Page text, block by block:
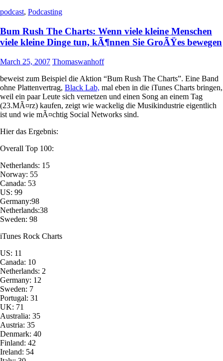
podcast, Podcasting
Bum Rush The Charts: Wenn viele kleine Menschen
viele kleine Dinge tun, kÃ¶nnen Sie GroÃŸes bewegen
March 25, 2007 Thomaswanhoff
beweist zum Beispiel die Aktion “Bum Rush The Charts”. Eine Band
ohne Plattenvertrag, Black Lab, mal eben in die iTunes Charts bringen,
weil ein paar Leute sich vernetzen und einen Song an einem Tag
(23.MÃ¤rz) kaufen, zeigt wie wackelig die Musikindustrie eigentlich
ist und wie mÃ¤chtig Social Networks sind.
Hier das Ergebnis:
Overall Top 100:
Netherlands: 15
Norway: 55
Canada: 53
US: 99
Germany:98
Netherlands:38
Sweden: 98
iTunes Rock Charts
US: 11
Canada: 10
Netherlands: 2
Germany: 12
Sweden: 7
Portugal: 31
UK: 71
Australia: 35
Austria: 35
Denmark: 40
Finland: 42
Ireland: 54